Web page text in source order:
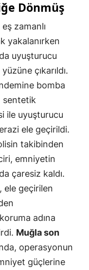
Dönmüş
zamanlı
yakalanırken
uyuşturucu
çıkarıldı.
bomba
sentetik
ile uyuşturucu
ele geçirildi.
takibinden
emniyetin
çaresiz kaldı.
ele geçirilen
adına
Muğla son
operasyonun
güçlerine